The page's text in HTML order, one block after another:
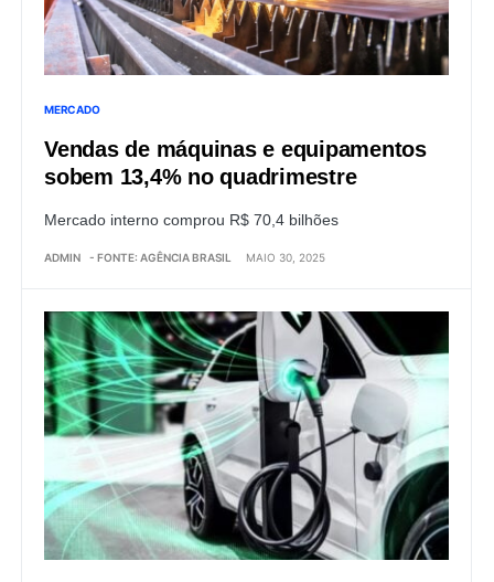
MERCADO
Vendas de máquinas e equipamentos
sobem 13,4% no quadrimestre
Mercado interno comprou R$ 70,4 bilhões
ADMIN - FONTE: AGÊNCIA BRASIL MAIO 30, 2025